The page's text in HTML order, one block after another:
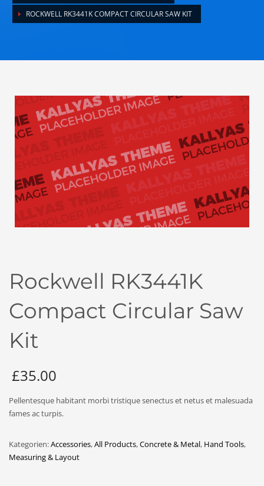
ROCKWELL RK3441K COMPACT CIRCULAR SAW KIT
Rockwell RK3441K
Compact Circular Saw
Kit
£35.00
Pellentesque habitant morbi tristique senectus et netus et malesuada
fames ac turpis.
Kategorien:Accessories,All Products,Concrete & Metal, Hand Tools,
Measuring & Layout